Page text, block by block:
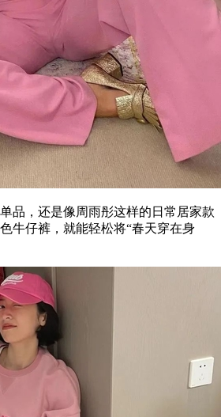
，还是像周雨彤这样的日常居家款
牛仔裤，就能轻松将“春天穿在身